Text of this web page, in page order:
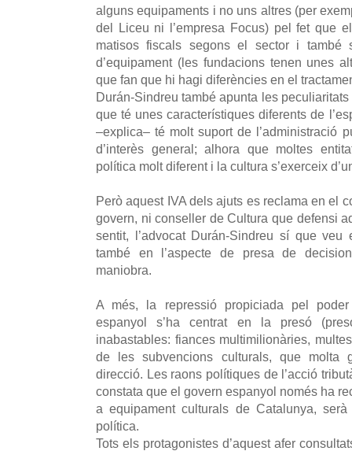
alguns equipaments i no uns altres (per
del Liceu ni l’empresa Focus) pel fet que
matisos fiscals segons el sector i
d’equipament (les fundacions tenen unes
que fan que hi hagi diferències en el
Durán-Sindreu també apunta les
que té unes característiques diferents de
–explica– té molt suport de l’administració
d’interès general; alhora que moltes
política molt diferent i la cultura s’exerceix
Però aquest IVA dels ajuts es reclama en el
govern, ni conseller de Cultura que defensi
sentit, l’advocat Durán-Sindreu sí que
també en l’aspecte de presa de
maniobra.
A més, la repressió propiciada pel
espanyol s’ha centrat en la presó
inabastables: fiances multimilionàries,
de les subvencions culturals, que molta
direcció. Les raons polítiques de l’acció
constata que el govern espanyol només ha
a equipament culturals de Catalunya, serà
política.
Tots els protagonistes d’aquest afer